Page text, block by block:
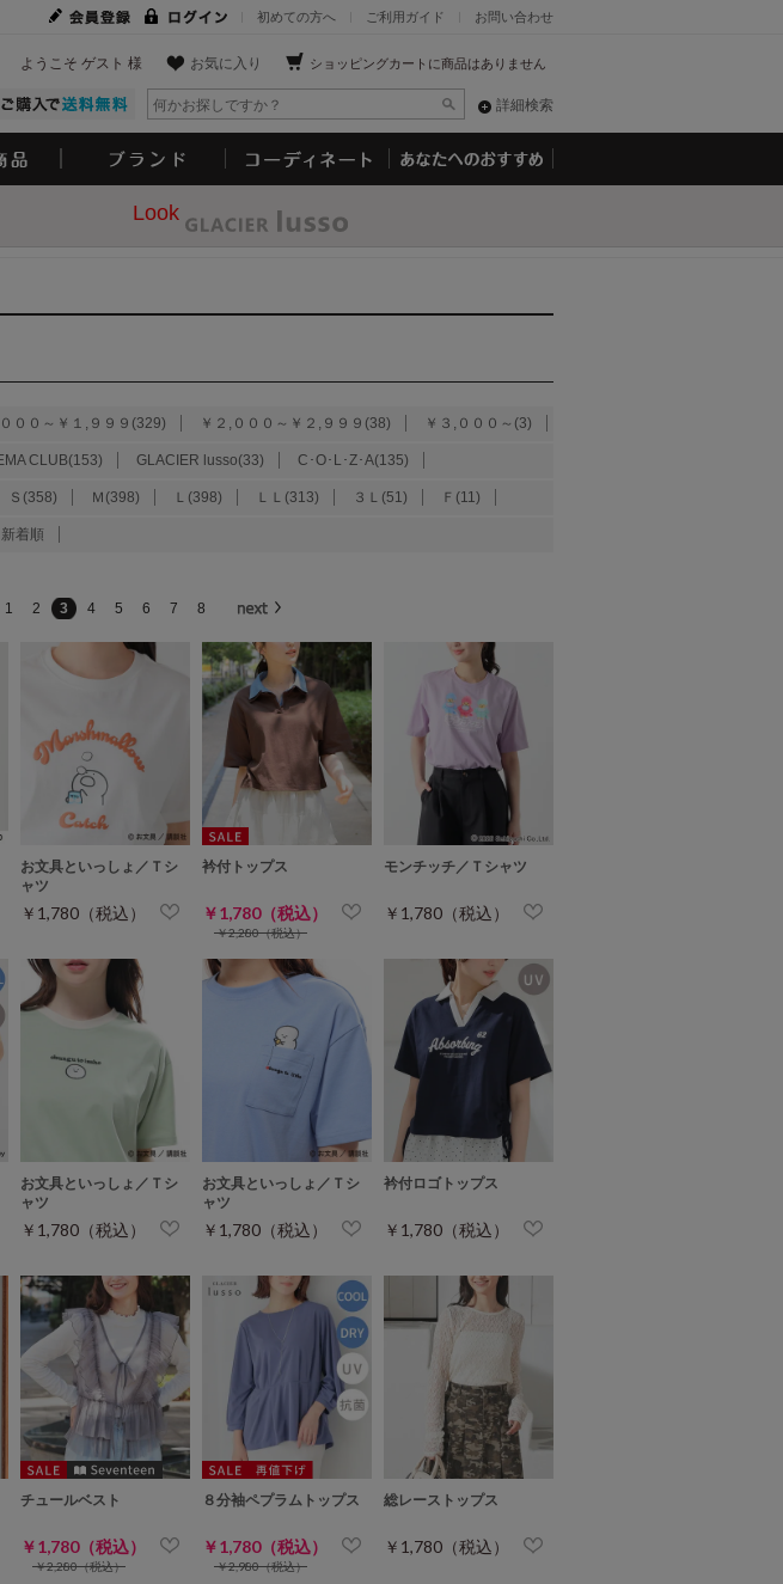
お問い合わせ
ご利用ガイド
初めての方へ
ショッピングカートに商品はありません
お気に入り
ようこそ ゲスト 様
詳細検索
Look
００～￥１,９９９(329) ￥２,０００～￥２,９９９(38) ￥３,０００～(3)
CLUB(153) GLACIER lusso(33) C･O･L･Z･A(135)
Ｓ(358) Ｍ(398) Ｌ(398) ＬＬ(313) ３Ｌ(51) Ｆ(11)
新着順
1
2 3 4 5 6 7 8
お文具といっしょ／Ｔシ
ャツ
￥1,780（税込）
衿付トップス
￥1,780（税込）
￥2,280（税込）
モンチッチ／Ｔシャツ
￥1,780（税込）
お文具といっしょ／Ｔシ
ャツ
￥1,780（税込）
お文具といっしょ／Ｔシ
ャツ
￥1,780（税込）
衿付ロゴトップス
￥1,780（税込）
チュールベスト
￥1,780（税込）
￥2,280（税込）
８分袖ペプラムトップス
￥1,780（税込）
￥2,980（税込）
総レーストップス
￥1,780（税込）